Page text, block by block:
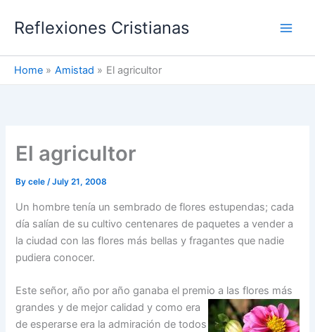
Reflexiones Cristianas
Home Amistad El agricultor
El agricultor
Bycele/July 21, 2008
Un hombre tenía un sembrado de flores estupendas; cada
día salían de su cultivo centenares de paquetes a vender a
la ciudad con las flores más bellas y fragantes que nadie
pudiera conocer.
Este señor, año por año ganaba el premio a las flores más
grandes y de mejor calidad y como era
de esperarse era la admiración de todos